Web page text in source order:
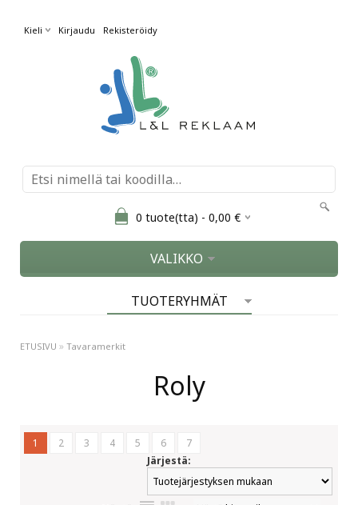
Kieli Kirjaudu Rekisteröidy
0 tuote(tta) - 0,00 €
VALIKKO
TUOTERYHMÄT
ETUSIVU » Tavaramerkit
Roly
1 2 3 4 5 6
7
Järjestä: